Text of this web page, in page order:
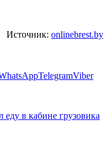
Источник: onlinebrest.by
TelegramViber
в кабине грузовика